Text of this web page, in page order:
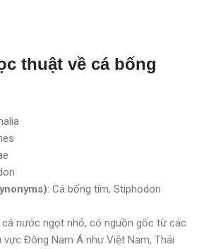
thuật về cá bống
: Cá bống tím, Stiphodon
nước ngọt nhỏ, có nguồn gốc từ các
Đông Nam Á như Việt Nam, Thái